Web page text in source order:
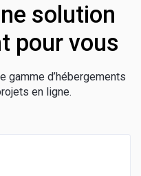
solution
pour vous
gamme d’hébergements
en ligne.